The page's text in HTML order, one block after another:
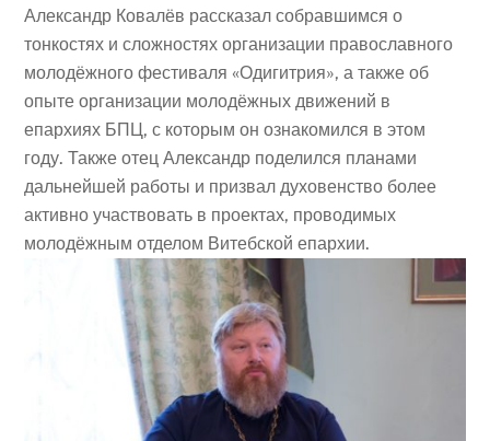
Александр Ковалёв рассказал собравшимся о
тонкостях и сложностях организации православного
молодёжного фестиваля «Одигитрия», а также об
опыте организации молодёжных движений в
епархиях БПЦ, с которым он ознакомился в этом
году. Также отец Александр поделился планами
дальнейшей работы и призвал духовенство более
активно участвовать в проектах, проводимых
молодёжным отделом Витебской епархии.